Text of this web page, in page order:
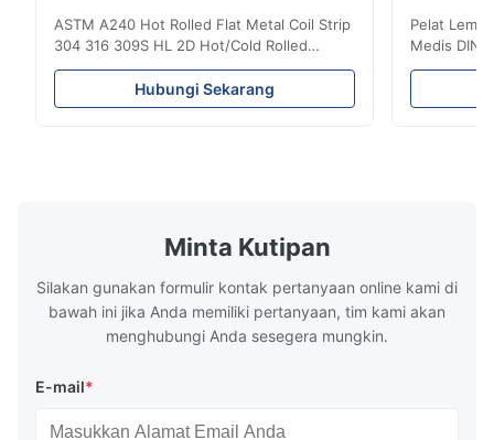
ASTM A240 Hot Rolled Flat Metal Coil Strip
304 316 309S HL 2D Hot/Cold Rolled
Stainless Steel Coil Strip 304 316 309S 310
310S 316L 321 ASTM A240 Spesifikasi
Produk Nama produk Koil / strip baja tahan
Hubungi Sekarang
Pelat
Medis DIN
Gambaran
Gulung
Minta Kutipan
Silakan gunakan formulir kontak pertanyaan online kami di
bawah ini jika Anda memiliki pertanyaan, tim kami akan
menghubungi Anda sesegera mungkin.
E-mail*